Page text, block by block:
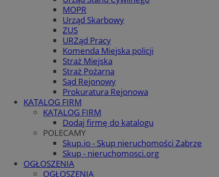
MOPR
Urząd Skarbowy
ZUS
URZąd Pracy
Komenda Miejska policji
Straż Miejska
Straż Pożarna
Sąd Rejonowy
Prokuratura Rejonowa
KATALOG FIRM
KATALOG FIRM
Dodaj firmę do katalogu
POLECAMY
Skup.io - Skup nieruchomości Zabrze
Skup - nieruchomosci.org
OGŁOSZENIA
OGŁOSZENIA